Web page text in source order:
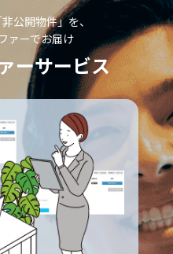
公開物件」を、
ァーでお届け
ーサービス